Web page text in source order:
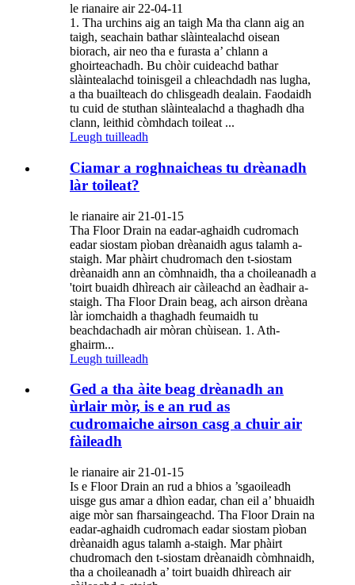
le rianaire air 22-04-11
1. Tha urchins aig an taigh Ma tha clann aig an
taigh, seachain bathar slàintealachd oisean
biorach, air neo tha e furasta a’ chlann a
ghoirteachadh. Bu chòir cuideachd bathar
slàintealachd toinisgeil a chleachdadh nas lugha,
a tha buailteach do chlisgeadh dealain. Faodaidh
tu cuid de stuthan slàintealachd a thaghadh dha
clann, leithid còmhdach toileat ...
Leugh tuilleadh
Ciamar a roghnaicheas tu drèanadh
làr toileat?
le rianaire air 21-01-15
Tha Floor Drain na eadar-aghaidh cudromach
eadar siostam pìoban drèanaidh agus talamh a-
staigh. Mar phàirt chudromach den t-siostam
drèanaidh ann an còmhnaidh, tha a choileanadh a
'toirt buaidh dhìreach air càileachd an èadhair a-
staigh. Tha Floor Drain beag, ach airson drèana
làr iomchaidh a thaghadh feumaidh tu
beachdachadh air mòran chùisean. 1. Ath-
ghairm...
Leugh tuilleadh
Ged a tha àite beag drèanadh an
ùrlair mòr, is e an rud as
cudromaiche airson casg a chuir air
fàileadh
le rianaire air 21-01-15
Is e Floor Drain an rud a bhios a ’sgaoileadh
uisge gus amar a dhìon eadar, chan eil a’ bhuaidh
aige mòr san fharsaingeachd. Tha Floor Drain na
eadar-aghaidh cudromach eadar siostam pìoban
drèanaidh agus talamh a-staigh. Mar phàirt
chudromach den t-siostam drèanaidh còmhnaidh,
tha a choileanadh a’ toirt buaidh dhìreach air